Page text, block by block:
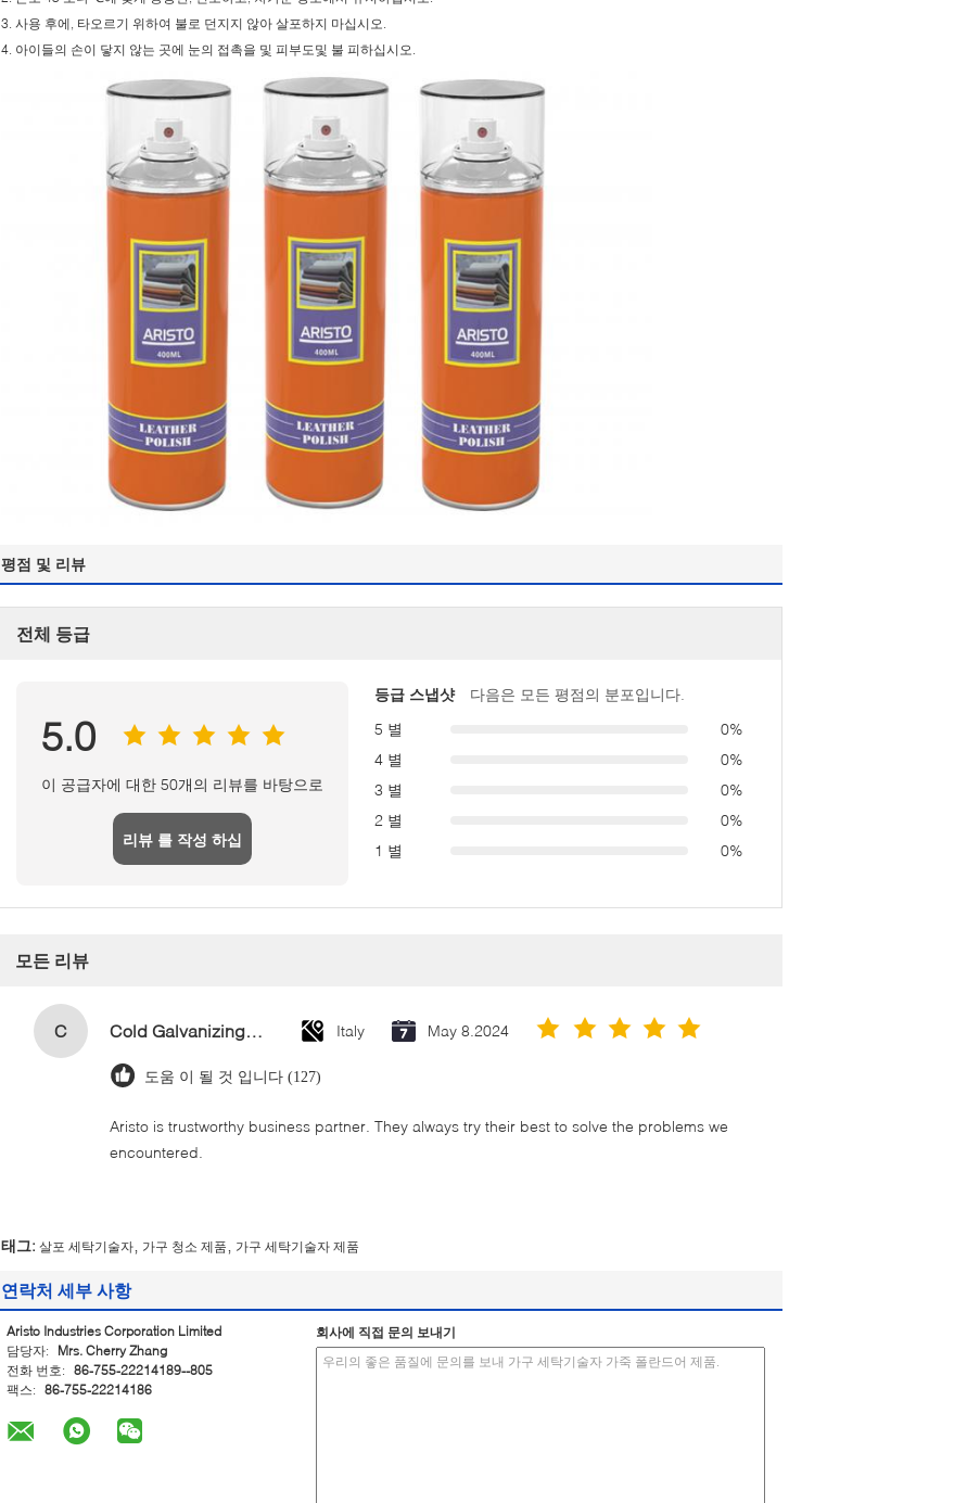
3. 사용 후에, 타오르기 위하여 불로 던지지 않아 살포하지 마십시오.
4. 아이들의 손이 닿지 않는 곳에 눈의 접촉을 및 피부도및 불 피하십시오.
평점 및 리뷰
전체 등급
5.0
이 공급자에 대한 50개의 리뷰를 바탕으로
리뷰 를 작성 하십
등급 스냅샷
다음은 모든 평점의 분포입니다.
5 별
0%
4 별
0%
3 별
0%
2 별
0%
1 별
0%
모든 리뷰
C Cold Galvanizing Zinc Spray Paint 400ml Italy May 8.2024
도움 이 될 것 입니다 (127)
Aristo is trustworthy business partner. They always try their best to solve the problems we
encountered.
태그: 살포 세탁기술자 가구 청소 제품 가구 세탁기술자 제품
연락처 세부 사항
Aristo Industries Corporation Limited
담당자:
Mrs. Cherry Zhang
전화 번호: 86-755-22214189--805
팩스: 86-755-22214186
회사에 직접 문의 보내기